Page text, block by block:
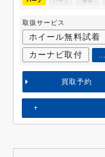
取扱サービス
ホイール無料試着
カーナビ取付
...
買取予約